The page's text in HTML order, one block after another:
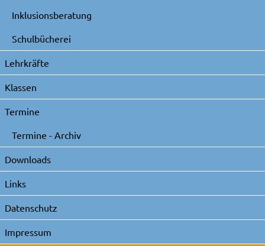
Inklusionsberatung
Schulbücherei
Lehrkräfte
Klassen
Termine
Termine - Archiv
Downloads
Links
Datenschutz
Impressum